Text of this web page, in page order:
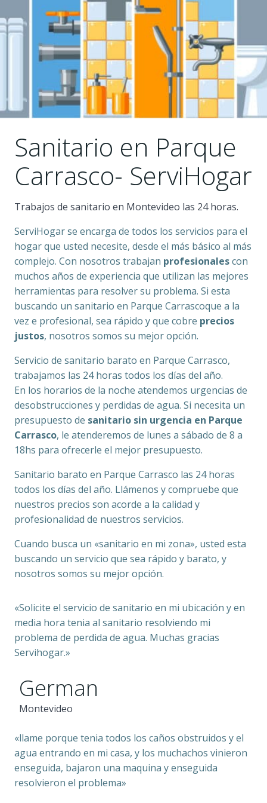
Sanitario en Parque
Carrasco- ServiHogar
Trabajos de sanitario en Montevideo las 24 horas.
ServiHogar se encarga de todos los servicios para el
hogar que usted necesite, desde el más básico al más
complejo. Con nosotros trabajan profesionalescon
muchos años de experiencia que utilizan las mejores
herramientas para resolver su problema. Si esta
buscando un sanitario en Parque Carrascoque a la
vez e profesional, sea rápido y que cobre precios
justos, nosotros somos su mejor opción.
Servicio de sanitario barato en Parque Carrasco,
trabajamos las 24 horas todos los días del año.
En los horarios de la noche atendemos urgencias de
desobstrucciones y perdidas de agua. Si necesita un
presupuesto de sanitario sin urgencia en Parque
Carrasco, le atenderemos de lunes a sábado de 8 a
18hs para ofrecerle el mejor presupuesto.
Sanitario barato en Parque Carrasco las 24 horas
todos los días del año. Llámenos y compruebe que
nuestros precios son acorde a la calidad y
profesionalidad de nuestros servicios.
Cuando busca un «sanitario en mi zona», usted esta
buscando un servicio que sea rápido y barato, y
nosotros somos su mejor opción.
«Solicite el servicio de sanitario en mi ubicación y en
media hora tenia al sanitario resolviendo mi
problema de perdida de agua. Muchas gracias
Servihogar.»
German
Montevideo
«llame porque tenia todos los caños obstruidos y el
agua entrando en mi casa, y los muchachos vinieron
enseguida, bajaron una maquina y enseguida
resolvieron el problema»